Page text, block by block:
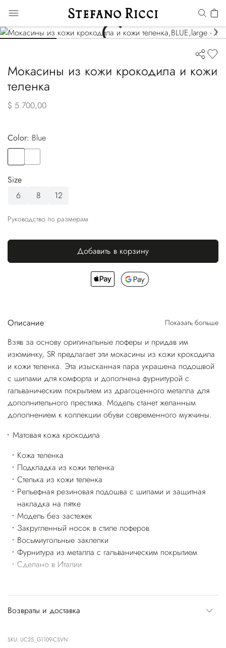
Мокасины из кожи крокодила и кожи
теленка
$ 5.700,00
Color:
blue
Size
6
8 12
Руководство по размерам
Добавить в корзину
Описание Показать больше
Взяв за основу оригинальные лоферы и придав им
изюминку, SR предлагает эти мокасины из кожи крокодила
и кожи теленка. Эта изысканная пара украшена подошвой
с шипами для комфорта и дополнена фурнитурой с
гальваническим покрытием из драгоценного металла для
дополнительного престижа. Модель станет желанным
дополнением к коллекции обуви современного мужчины.
Матовая кожа крокодила
Кожа теленка
Подкладка из кожи теленка
Стелька из кожи теленка
Рельефная резиновая подошва с шипами и защитная
накладка на пятке
Модель без застежек
Закругленный носок в стиле лоферов
Восьмиугольные заклепки
Фурнитура из металла с гальваническим покрытием
Сделано в Италии
Возвраты и доставка
SKU: UC25_G1109-CSVN